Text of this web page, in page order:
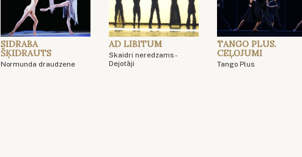
SIDRABA
ŠĶIDRAUTS
Normunda draudzene
AD LIBITUM
Skaidri neredzams -
Dejotāji
TANGO PLUS.
CEĻOJUMI
Tango Plus